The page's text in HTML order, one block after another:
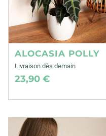
ALOCASIA POLLY
Livraison dès demain
23,90 €